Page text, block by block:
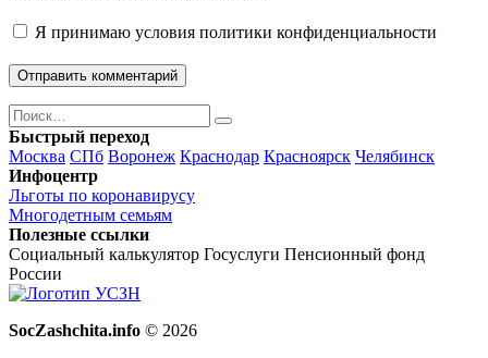
Я принимаю условия политики конфиденциальности
Поиск
Найти
Быстрый переход
Москва СПб Воронеж Краснодар Красноярск Челябинск
Инфоцентр
Льготы по коронавирусу
Многодетным семьям
Полезные ссылки
Социальный калькулятор Госуслуги Пенсионный фонд
России
SocZashchita.info © 2026